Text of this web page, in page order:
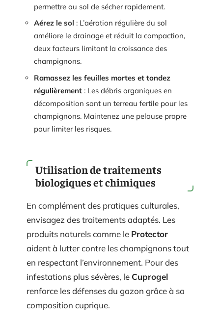
permettre au sol de sécher rapidement.
Aérez le sol : L’aération régulière du sol
améliore le drainage et réduit la compaction,
deux facteurs limitant la croissance des
champignons.
Ramassez les feuilles mortes et tondez
régulièrement : Les débris organiques en
décomposition sont un terreau fertile pour les
champignons. Maintenez une pelouse propre
pour limiter les risques.
Utilisation de traitements
biologiques et chimiques
En complément des pratiques culturales,
envisagez des traitements adaptés. Les
produits naturels comme le Protector
aident à lutter contre les champignons tout
en respectant l’environnement. Pour des
infestations plus sévères, le Cuprogel
renforce les défenses du gazon grâce à sa
composition cuprique.